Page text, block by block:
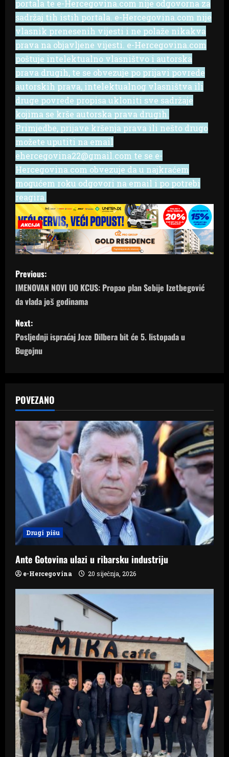
portala te e-Hercegovina.com nije odgovorna za
sadržaj tih istih portala. e-Hercegovina.com nije
vlasnik prenesenih vijesti i ne polaže nikakva
prava na objavljene vijesti. e-Hercegovina.com
poštuje intelektualno vlasništvo i autorska
prava drugih, te se obvezuje po prijavi povrede
autorskih prava, intelektualnog vlasništva ili
druge povrede propisa ukloniti sve sadržaje
kojima se krše autorska prava drugih.
Primjedbe, prijave kršenja prava ili nešto drugo
možete uputiti na email
ehercegovina22@gmail.com te se e-
Hercegovina.com obvezuje da u najkraćem
mogućem roku odgovori na email i po potrebi
reagira.
P
o
s
t
n
v
i
g
a
t
o
n
Previous:
IMENOVAN NOVI UO KCUS: Propao plan Sebije Izetbegović
da vlada još godinama
Next:
Posljednji ispraćaj Joze Dilbera bit će 5. listopada u
Bugojnu
POVEZANO
Drugi pišu
Ante Gotovina ulazi u ribarsku industriju
e-Hercegovina 20 siječnja, 2026